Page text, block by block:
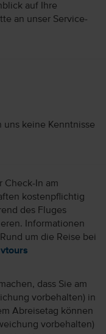
auf Ihre
an unser Service-
uns keine Kenntnisse
Check-In am
kostenpflichtig
des Fluges
Informationen
um die Reise bei
vtours
dass Sie am
vorbehalten) in
Abreisetag können
vorbehalten)